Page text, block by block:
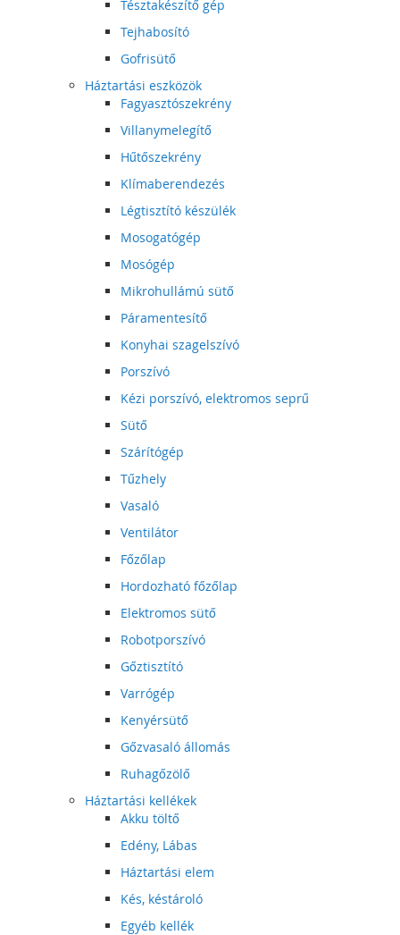
Tésztakészítő gép
Tejhabosító
Gofrisütő
Háztartási eszközök
Fagyasztószekrény
Villanymelegítő
Hűtőszekrény
Klímaberendezés
Légtisztító készülék
Mosogatógép
Mosógép
Mikrohullámú sütő
Páramentesítő
Konyhai szagelszívó
Porszívó
Kézi porszívó, elektromos seprű
Sütő
Szárítógép
Tűzhely
Vasaló
Ventilátor
Főzőlap
Hordozható főzőlap
Elektromos sütő
Robotporszívó
Gőztisztító
Varrógép
Kenyérsütő
Gőzvasaló állomás
Ruhagőzölő
Háztartási kellékek
Akku töltő
Edény, Lábas
Háztartási elem
Kés, késtároló
Egyéb kellék